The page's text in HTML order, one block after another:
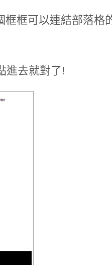
框框可以連結部落格
進去就對了!